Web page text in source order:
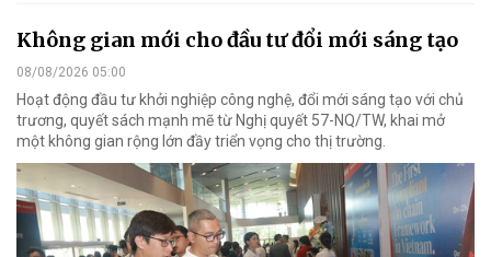
Không gian mới cho đầu tư đổi mới sáng tạo
08/08/2026 05:00
Hoạt động đầu tư khởi nghiệp công nghệ, đổi mới sáng tạo với chủ
trương, quyết sách mạnh mẽ từ Nghị quyết 57-NQ/TW, khai mở
một không gian rộng lớn đầy triển vọng cho thị trường.